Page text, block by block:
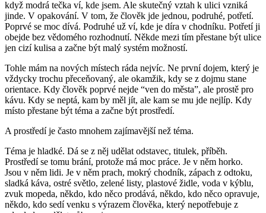
když modrá tečka ví, kde jsem. Ale skutečný vztah k ulici vzniká
jinde. V opakování. V tom, že člověk jde jednou, podruhé, potřetí.
Poprvé se moc dívá. Podruhé už ví, kde je díra v chodníku. Potřetí ji
obejde bez vědomého rozhodnutí. Někde mezi tím přestane být ulice
jen cizí kulisa a začne být malý systém možností.
Tohle mám na nových místech ráda nejvíc. Ne první dojem, který je
vždycky trochu přeceňovaný, ale okamžik, kdy se z dojmu stane
orientace. Kdy člověk poprvé nejde “ven do města”, ale prostě pro
kávu. Kdy se neptá, kam by měl jít, ale kam se mu jde nejlíp. Kdy
místo přestane být téma a začne být prostředí.
A prostředí je často mnohem zajímavější než téma.
Téma je hladké. Dá se z něj udělat odstavec, titulek, příběh.
Prostředí se tomu brání, protože má moc práce. Je v něm horko.
Jsou v něm lidi. Je v něm prach, mokrý chodník, zápach z odtoku,
sladká káva, ostré světlo, zelené listy, plastové židle, voda v kýblu,
zvuk mopeda, někdo, kdo něco prodává, někdo, kdo něco opravuje,
někdo, kdo sedí venku s výrazem člověka, který nepotřebuje z